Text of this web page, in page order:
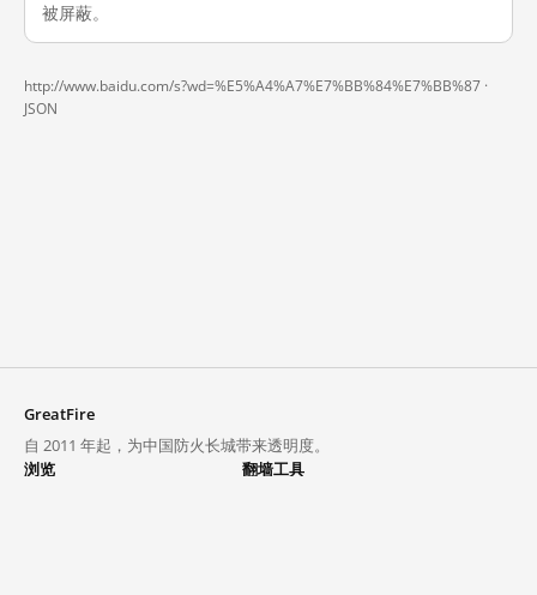
被屏蔽。
http://www.baidu.com/s?wd=%E5%A4%A7%E7%BB%84%E7%BB%87 ·
JSON
GreatFire
自 2011 年起，为中国防火长城带来透明度。
浏览
翻墙工具